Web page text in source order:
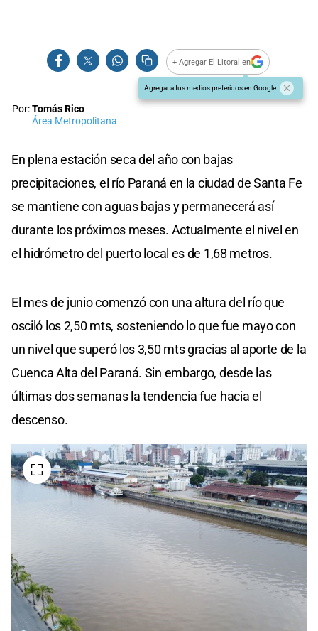
+ Agregar El Litoral en
Agregar a tus medios preferidos en Google
Por:Tomás Rico
Área Metropolitana
En plena estación seca del año con bajas
precipitaciones, el río Paraná en la ciudad de Santa Fe
se mantiene con aguas bajas y permanecerá así
durante los próximos meses. Actualmente el nivel en
el hidrómetro del puerto local es de 1,68 metros.
El mes de junio comenzó con una altura del río que
osciló los 2,50 mts, sosteniendo lo que fue mayo con
un nivel que superó los 3,50 mts gracias al aporte de la
Cuenca Alta del Paraná. Sin embargo, desde las
últimas dos semanas la tendencia fue hacia el
descenso.